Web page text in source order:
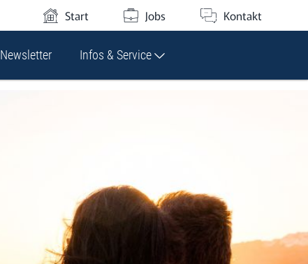
Start Jobs Kontakt
Newsletter Infos & Service